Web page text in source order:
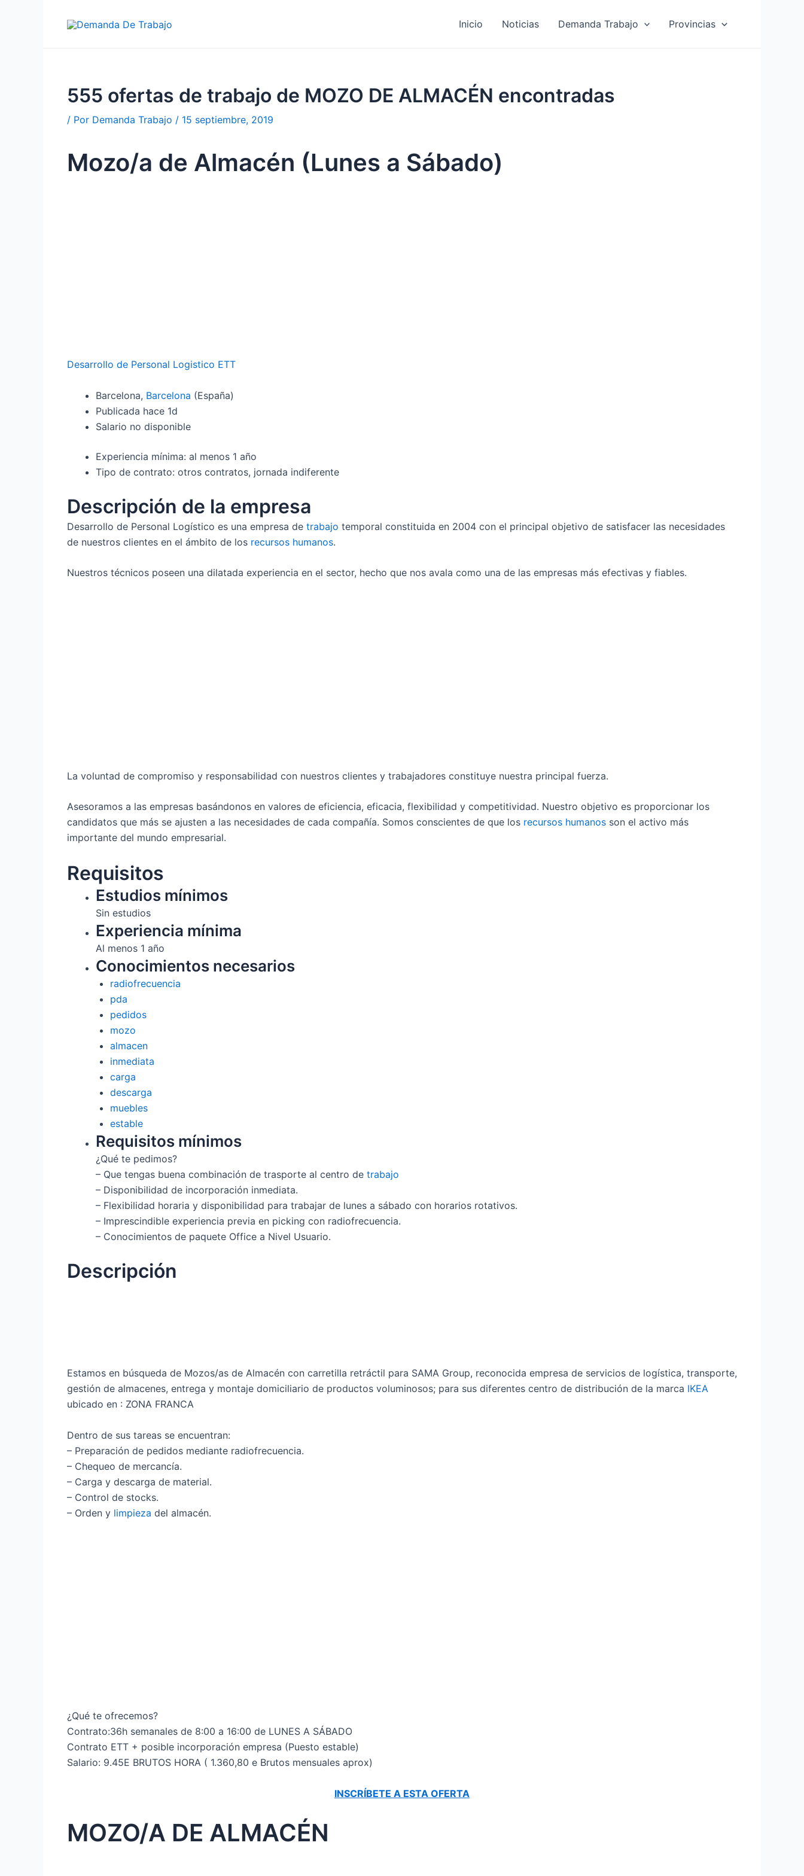
Inicio Noticias Demanda Trabajo Provincias
555 ofertas de trabajo de MOZO DE ALMACÉN encontradas
/ Por Demanda Trabajo / 15 septiembre, 2019
Mozo/a de Almacén (Lunes a Sábado)
Desarrollo de Personal Logistico ETT
Barcelona, Barcelona (España)
Publicada hace 1d
Salario no disponible
Experiencia mínima: al menos 1 año
Tipo de contrato: otros contratos, jornada indiferente
Descripción de la empresa
Desarrollo de Personal Logístico es una empresa de trabajo temporal constituida en 2004 con el principal objetivo de satisfacer las necesidades
de nuestros clientes en el ámbito de los recursos humanos.
Nuestros técnicos poseen una dilatada experiencia en el sector, hecho que nos avala como una de las empresas más efectivas y fiables.
La voluntad de compromiso y responsabilidad con nuestros clientes y trabajadores constituye nuestra principal fuerza.
Asesoramos a las empresas basándonos en valores de eficiencia, eficacia, flexibilidad y competitividad. Nuestro objetivo es proporcionar los
candidatos que más se ajusten a las necesidades de cada compañía. Somos conscientes de que los recursos humanos son el activo más
importante del mundo empresarial.
Requisitos
Estudios mínimos
Sin estudios
Experiencia mínima
Al menos 1 año
Conocimientos necesarios
radiofrecuencia
pda
pedidos
mozo
almacen
inmediata
carga
descarga
muebles
estable
Requisitos mínimos
¿Qué te pedimos?
– Que tengas buena combinación de trasporte al centro de trabajo
– Disponibilidad de incorporación inmediata.
– Flexibilidad horaria y disponibilidad para trabajar de lunes a sábado con horarios rotativos.
– Imprescindible experiencia previa en picking con radiofrecuencia.
– Conocimientos de paquete Office a Nivel Usuario.
Descripción
Estamos en búsqueda de Mozos/as de Almacén con carretilla retráctil para SAMA Group, reconocida empresa de servicios de logística, transporte,
gestión de almacenes, entrega y montaje domiciliario de productos voluminosos; para sus diferentes centro de distribución de la marca IKEA
ubicado en : ZONA FRANCA
Dentro de sus tareas se encuentran:
– Preparación de pedidos mediante radiofrecuencia.
– Chequeo de mercancía.
– Carga y descarga de material.
– Control de stocks.
– Orden y limpieza del almacén.
¿Qué te ofrecemos?
Contrato:36h semanales de 8:00 a 16:00 de LUNES A SÁBADO
Contrato ETT + posible incorporación empresa (Puesto estable)
Salario: 9.45E BRUTOS HORA ( 1.360,80 e Brutos mensuales aprox)
INSCRÍBETE A ESTA OFERTA
MOZO/A DE ALMACÉN